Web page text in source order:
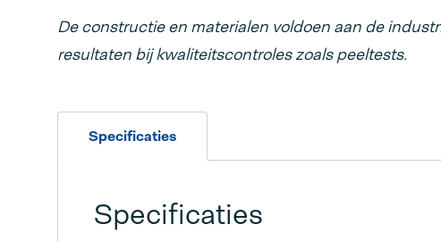
De constructie en materialen voldoen aan de
resultaten bij kwaliteitscontroles zoals peeltests.
Specificaties
Specificaties